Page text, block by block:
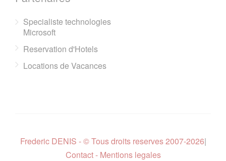
Specialiste technologies
Microsoft
Reservation d'Hotels
Locations de Vacances
Frederic DENIS - © Tous droits reserves 2007-2026|
Contact - Mentions legales